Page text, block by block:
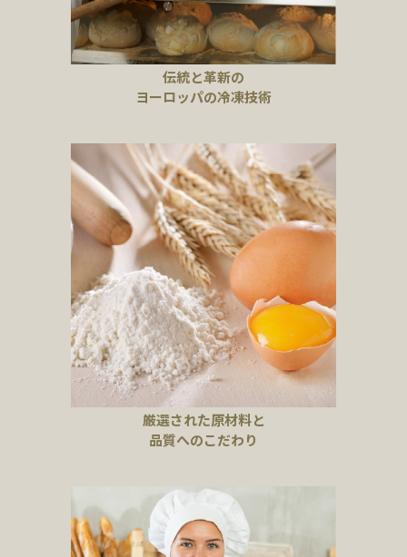
伝統と革新の
ヨーロッパの冷凍技術
厳選された原材料と
品質へのこだわり